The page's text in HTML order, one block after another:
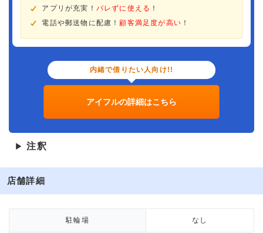
アプリが充実！ バレずに使える ！
電話や郵送物に配慮！顧客満足度が高い ！
内緒で借りたい人向け!!
アイフルの詳細はこちら
▶ 注釈
店舗詳細
駐輪場 なし